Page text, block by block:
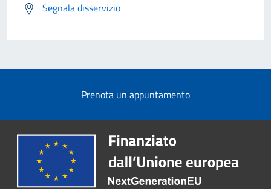
Segnala disservizio
Prenota un appuntamento